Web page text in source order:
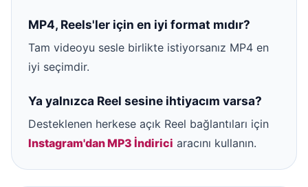
MP4, Reels'ler için en iyi format mıdır?
Tam videoyu sesle birlikte istiyorsanız MP4 en
iyi seçimdir.
Ya yalnızca Reel sesine ihtiyacım varsa?
Desteklenen herkese açık Reel bağlantıları için
Instagram'dan MP3 İndirici aracını kullanın.